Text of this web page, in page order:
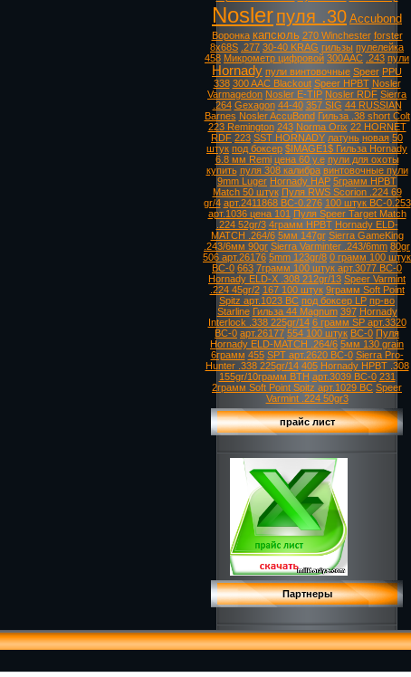
Noslerпуля .30 Accubond
Воронка капсюль 270 Winchester forster
8х68S .277 30-40 KRAG гильзы пулелейка
458 Микрометр цифровой 300AAC .243 пули
Hornady пули винтовочные Speer PPU
338 300 AAC Blackout Speer HPBT Nosler
Varmagedon Nosler E-TIP Nosler RDF Sierra
.264 Gexagon 44-40 357 SIG 44 RUSSIAN
Barnes Nosler AccuBond Гильза .38 short Colt
223 Remington 243 Norma Orix 22 HORNET
RDF 223 SST HORNADY латунь новая 50
штук под боксер $IMAGE1$ Гильза Hornady
6.8 мм Remi цена 60 у.е пули для охоты
купить пуля 308 калибра винтовочные пули
9mm Luger Hornady HAP 5грамм HPBT
Match 50 штук Пуля RWS Scorion .224 69
gr/4 арт.2411868 ВС-0.276 100 штук ВС-0.253
арт.1036 цена 101 Пуля Speer Target Match
.224 52gr/3 4грамм HPBT Hornady ELD-
MATCH .264/6 5мм 147gr Sierra GameKing
.243/6мм 90gr Sierra Varminter .243/6mm 80gr
506 арт.26176 5mm 123gr/8 0 грамм 100 штук
ВС-0 663 7грамм 100 штук арт.3077 ВС-0
Hornady ELD-X .308 212gr/13 Speer Varmint
.224 45gr/2 167 100 штук 9грамм Soft Point
Spitz арт.1023 ВС под боксер LP пр-во
Starline Гильза 44 Magnum 397 Hornady
Interlock .338 225gr/14 6 грамм SP арт.3320
ВС-0 арт.26177 554 100 штук ВС-0 Пуля
Hornady ELD-MATCH .264/6 5мм 130 grain
6грамм 455 SPT арт.2620 ВС-0 Sierra Pro-
Hunter .338 225gr/14 405 Hornady HPBT .308
155gr/10грамм BTH арт.3039 ВС-0 231
2грамм Soft Point Spitz арт.1029 ВС Speer
Varmint .224 50gr3
прайс лист
Партнеры